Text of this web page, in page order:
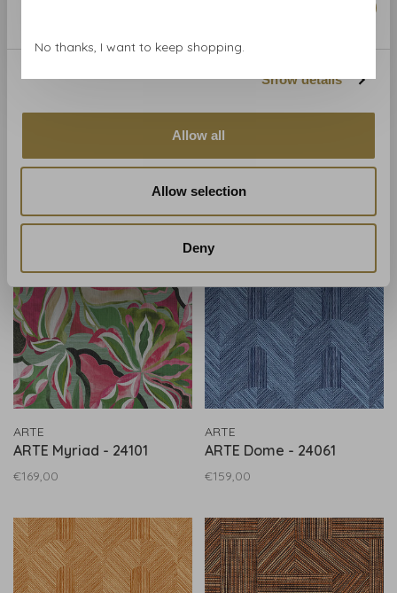
Show details
Allow all
Allow selection
Deny
ARTE Bounty - 24027
ARTE
ARTE Bounty - 24022
€159,00
ARTE
ARTE Myriad - 24101
€169,00
ARTE
ARTE Dome - 24061
€159,00
No thanks, I want to keep shopping.